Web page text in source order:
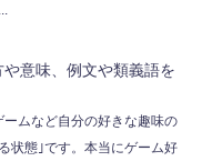
や意味、例文や類義語を
ームなど自分の好きな趣味の
状態｣です。本当にゲーム好